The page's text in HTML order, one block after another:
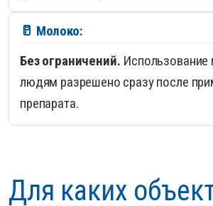
🥛 Молоко:
Без ограничений.
людям разрешено сразу после
препарата.
Для каких